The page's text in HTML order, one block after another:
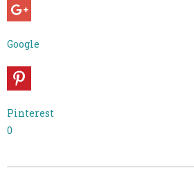
Google
Pinterest
0